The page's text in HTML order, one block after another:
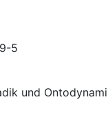
5
und